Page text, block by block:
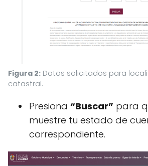
Figura 2: Datos solicitados para
catastral.
Presiona “Buscar” para
muestre tu estado de
correspondiente.